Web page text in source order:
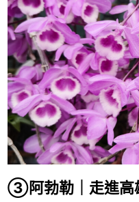
③阿勃勒｜走進高